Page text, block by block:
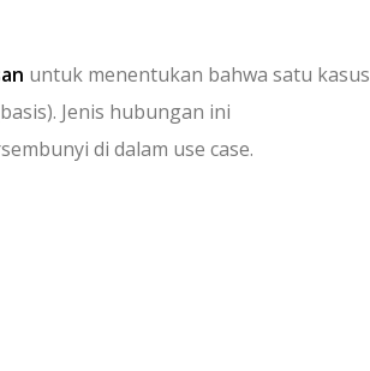
untuk menentukan bahwa satu kasus
Jenis hubungan ini
di dalam use case.